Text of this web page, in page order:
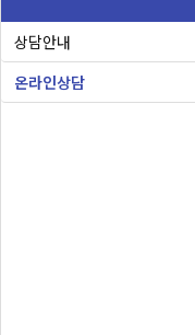
상담안내
온라인상담